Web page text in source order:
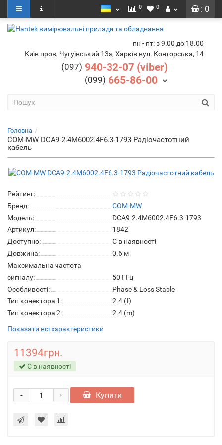
: 0
0 0
пн - пт: з 9.00 до 18.00
Київ пров. Чугуївський 13а, Харків вул. Конторська, 14
(097) 940-32-07 (viber)
(099) 665-86-00
Головна
COM-MW DCA9-2.4M6002.4F6.3-1793 Радіочастотний
кабель
Рейтинг:
Бренд:
COM-MW
Модель:
DCA9-2.4M6002.4F6.3-1793
Артикул:
1842
Доступно:
Є в наявності
Довжина:
0.6 м
Максимальна частота
сигналу:
50 ГГц
Особливості:
Phase & Loss Stable
Тип конектора 1:
2.4 (f)
Тип конектора 2:
2.4 (m)
Показати всі характеристики
11394грн.
Є в наявності
+
- Купити